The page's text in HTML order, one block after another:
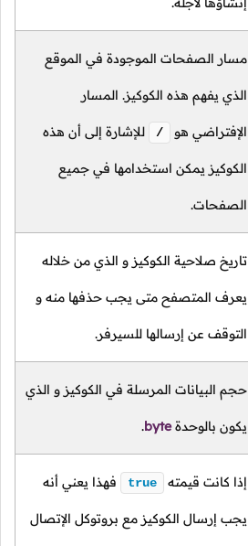
مسار الصفحات الموجودة في الموقع
الذي يفهم هذه الكوكيز. المسار
الإفتراضي هو / للإشارة إلى أن هذه
الكوكيز يمكن استخدامها في جميع
الصفحات.
تاريخ صلاحية الكوكيز و الذي من خلاله
يعرف المتصفح متى يجب حذفها منه و
التوقف عن إرسالها للسيرفر.
حجم البيانات المرسلة في الكوكيز و الذي
يكون بالوحدةbyte
.
إذا كانت قيمته true فهذا يعني أنه
يجب إرسال الكوكيز مع بروتوكل الإتصال